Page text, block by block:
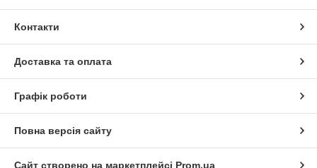
Контакти
Доставка та оплата
Графік роботи
Повна версія сайту
Сайт створено на маркетплейсі Prom.ua